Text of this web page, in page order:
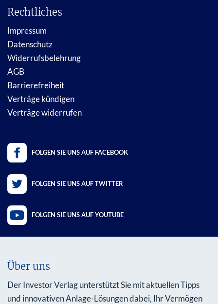
Rechtliches
Impressum
Datenschutz
Widerrufsbelehrung
AGB
Barrierefreiheit
Verträge kündigen
Verträge widerrufen
FOLGEN SIE UNS AUF FACEBOOK
FOLGEN SIE UNS AUF TWITTER
FOLGEN SIE UNS AUF YOUTUBE
Über uns
Der Investor Verlag unterstützt Sie mit aktuellen Tipps
und innovativen Anlage-Lösungen dabei, Ihr Vermögen